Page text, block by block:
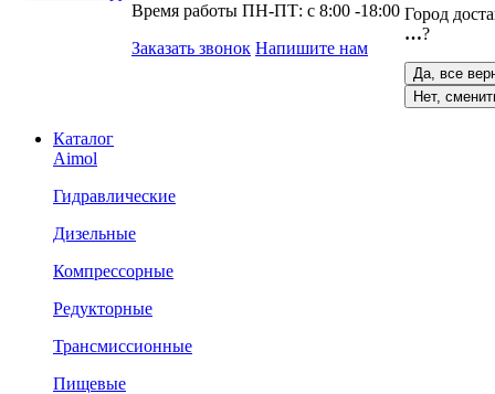
Время работы ПН-ПТ: с 8:00 -18:00
Заказать звонок Напишите нам
Город
…?
Да, все
Нет,
Каталог
Aimol
Гидравлические
Дизельные
Компрессорные
Редукторные
Трансмиссионные
Пищевые